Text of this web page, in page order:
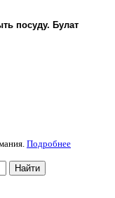
посуду. Булат
Подробнее
Найти